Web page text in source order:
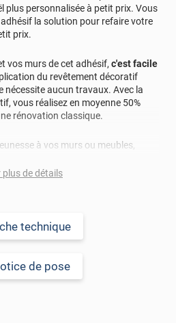
plus personnalisée à petit prix. Vous
la solution pour refaire votre
prix.
vos murs de cet adhésif, c'est facile
du revêtement décoratif
nécessite aucun travaux. Avec la
vous réalisez en moyenne 50%
rénovation classique.
à vos murs ou meubles,
à l’abrasion, aux UV et à l’usure.
intérieur (anti craquèlement,
la qualité et de son rendu
plus de détails
technique
de pose